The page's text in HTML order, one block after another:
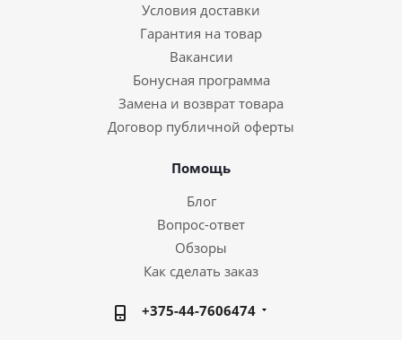
Условия доставки
Гарантия на товар
Вакансии
Бонусная программа
Замена и возврат товара
Договор публичной оферты
Помощь
Блог
Вопрос-ответ
Обзоры
Как сделать заказ
+375-44-7606474